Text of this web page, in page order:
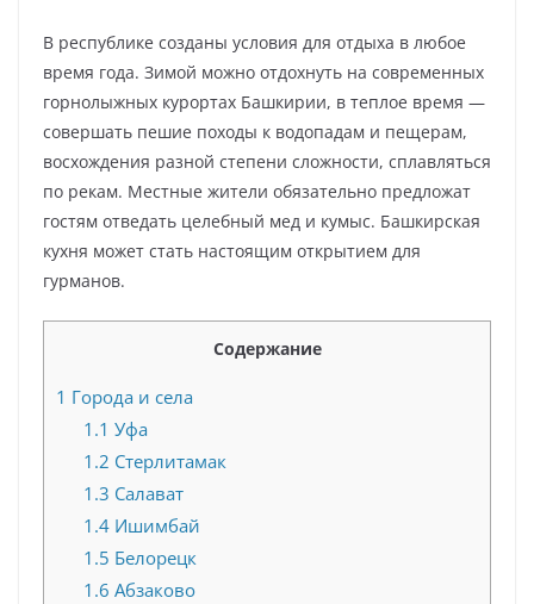
В республике созданы условия для отдыха в любое
время года. Зимой можно отдохнуть на современных
горнолыжных курортах Башкирии, в теплое время —
совершать пешие походы к водопадам и пещерам,
восхождения разной степени сложности, сплавляться
по рекам. Местные жители обязательно предложат
гостям отведать целебный мед и кумыс. Башкирская
кухня может стать настоящим открытием для
гурманов.
Содержание
1 Города и села
1.1 Уфа
1.2 Стерлитамак
1.3 Салават
1.4Ишимбай
1.5 Белорецк
1.6 Абзаково